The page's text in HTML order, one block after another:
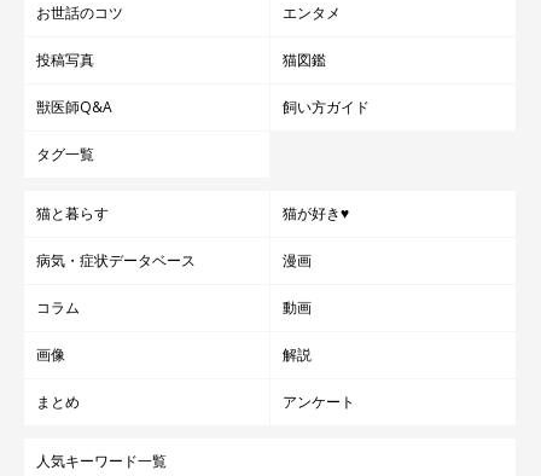
お世話のコツ エンタメ
投稿写真 猫図鑑
獣医師Q&A 飼い方ガイド
タグ一覧
猫と暮らす 猫が好き♥
病気・症状データベース 漫画
コラム 動画
画像 解説
まとめ アンケート
人気キーワード一覧